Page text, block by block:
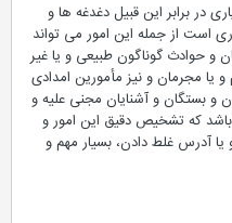
برابر این قبیل دغدغه ها و
از جمله این امور می تواند
حوادث گوناگون طبیعی و یا غیر
مجرمان و نیز مأمورین امدادی
بستگان و آشنایان مجنی علیه و
که تشخیص دقیق این امور و
آدرس غلط دادن، بسیار مهم و